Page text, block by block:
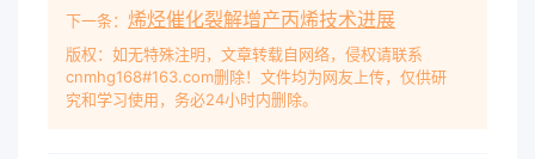
Masterbatch. Five main factorshich would affect
the performance of polyolefin Masterbatch
mainly were analyzed and summarized,
including the sortsand content of carrier resin,
下一条： 烯烃催化裂解增产丙烯技术进展
版权：如无特殊注明，文章转载自网络，侵权请联系
cnmhg168#163.com删除！文件均为网友上传，仅供研
究和学习使用，务必24小时内删除。